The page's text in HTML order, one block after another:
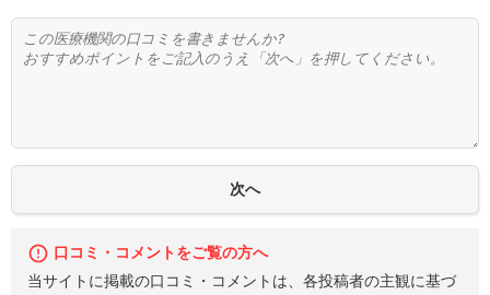
口コミ・コメントをご覧の方へ
当サイトに掲載の口コミ・コメントは、各投稿者の主観に基づ